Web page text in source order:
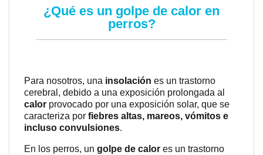
¿Qué es un golpe de calor en
perros?
Para nosotros, una insolación es un trastorno
cerebral, debido a una exposición prolongada al
calor provocado por una exposición solar, que se
caracteriza por fiebres altas, mareos, vómitos e
incluso convulsiones.
En los perros, un golpe de calor es un trastorno